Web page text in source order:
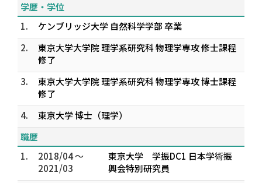
学歴・学位
1.
ケンブリッジ大学 自然科学学部 卒業
2.
東京大学大学院 理学系研究科 物理学専攻 修士課程
修了
3.
東京大学大学院 理学系研究科 物理学専攻 博士課程
修了
4.
東京大学 博士（理学）
職歴
1.
2018/04 ～
2021/03
東京大学 学振DC1 日本学術振
興会特別研究員